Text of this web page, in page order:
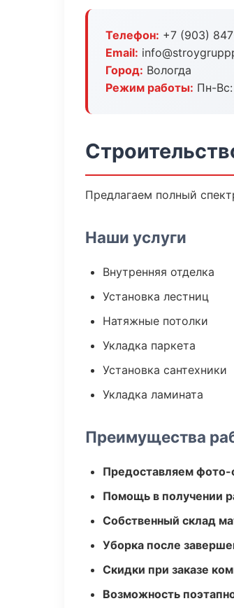
Телефон: +7 (903)
Email:
Город: Вологда
Режим работы: Пн-
Предлагаем полный
Наши услуги
Внутренняя отделка
Установка лестниц
Натяжные потолки
Укладка паркета
Установка сантехники
Укладка ламината
Преимущества
Предоставляем фото-
Помощь в получении
Собственный склад
Уборка после
Скидки при заказе
Возможность